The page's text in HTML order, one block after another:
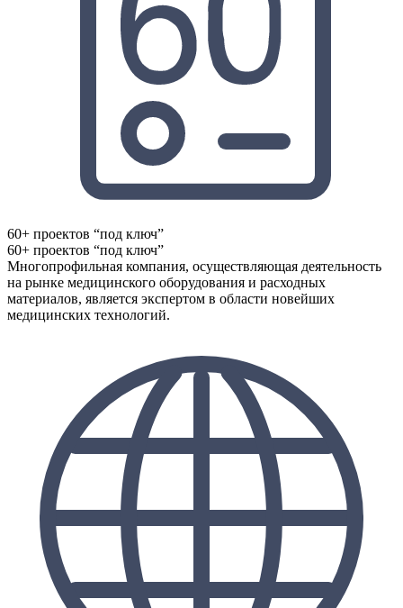
60+ проектов “под ключ”
60+ проектов “под ключ”
Многопрофильная компания, осуществляющая деятельность
на рынке медицинского оборудования и расходных
материалов, является экспертом в области новейших
медицинских технологий.